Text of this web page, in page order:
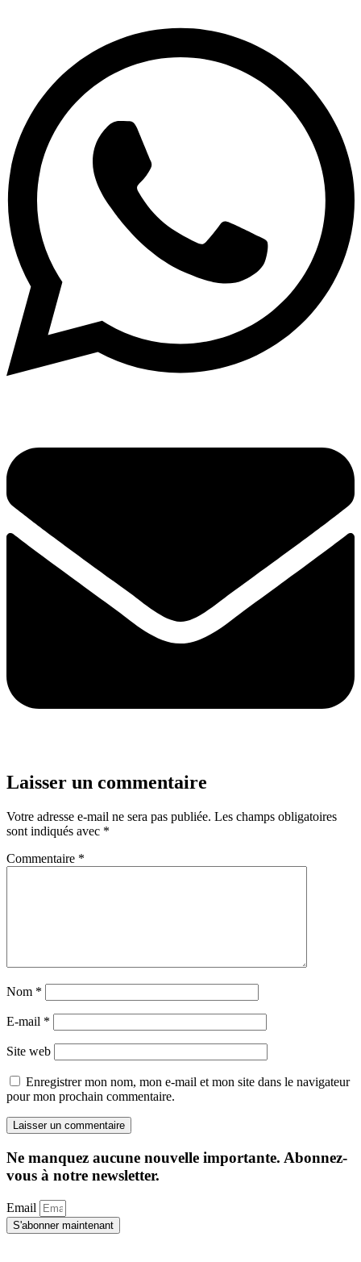
Laisser un commentaire
Votre adresse e-mail ne sera pas publiée. Les champs obligatoires
sont indiqués avec *
Commentaire *
Nom *
E-mail *
Site web
Enregistrer mon nom, mon e-mail et mon site dans le navigateur
pour mon prochain commentaire.
Ne manquez aucune nouvelle importante. Abonnez-
vous à notre newsletter.
Email
S'abonner maintenant